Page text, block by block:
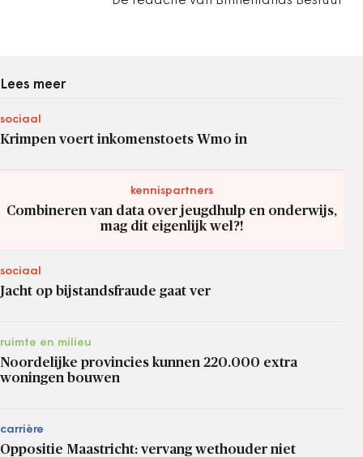
Lees meer
sociaal
Krimpen voert inkomenstoets Wmo in
kennispartners
Combineren van data over jeugdhulp en onderwijs,
mag dit eigenlijk wel?!
sociaal
Jacht op bijstandsfraude gaat ver
ruimte en milieu
Noordelijke provincies kunnen 220.000 extra
woningen bouwen
carrière
Oppositie Maastricht: vervang wethouder niet